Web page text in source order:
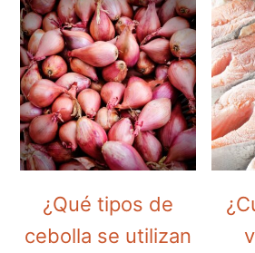
¿Qué tipos de
cebolla se utilizan